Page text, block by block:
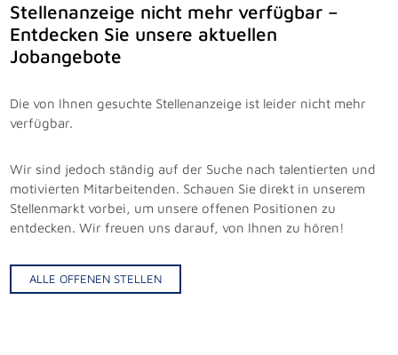
Stellenanzeige nicht mehr verfügbar –
Entdecken Sie unsere aktuellen
Jobangebote
Die von Ihnen gesuchte Stellenanzeige ist leider nicht mehr
verfügbar.
Wir sind jedoch ständig auf der Suche nach talentierten und
motivierten Mitarbeitenden. Schauen Sie direkt in unserem
Stellenmarkt vorbei, um unsere offenen Positionen zu
entdecken. Wir freuen uns darauf, von Ihnen zu hören!
ALLE OFFENEN STELLEN